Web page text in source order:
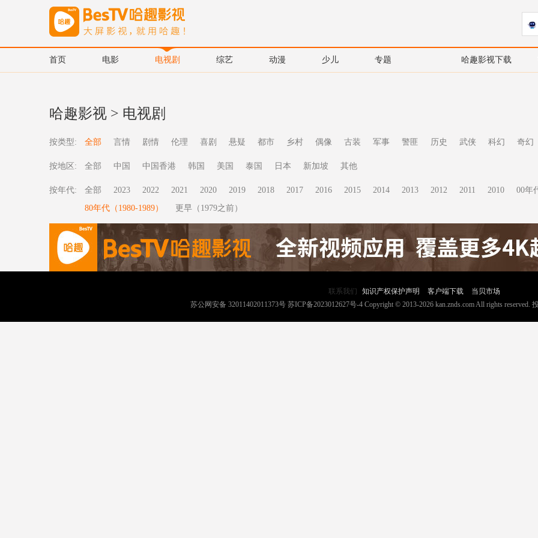
首页 电影 电视剧 综艺 动漫 少儿 专题 哈趣影视下载
哈趣影视 > 电视剧
按类型: 全部 言情 剧情 伦理 喜剧 悬疑 都市 乡村 偶像 古装 军事 警匪 历史 武侠 科幻 奇幻
按地区: 全部 中国 中国香港 韩国 美国 泰国 日本 新加坡 其他
按年代: 全部 2023 2022 2021 2020 2019 2018 2017 2016 2015 2014 2013 2012 2011 2010 00年
80年代（1980-1989）
更早（1979之前）
联系我们 知识产权保护声明 客户端下载
当贝市场
苏公网安备 32011402011373号 苏ICP备2023012627号-4Copyright © 2013-2026 kan.znds.com All rights reserved.